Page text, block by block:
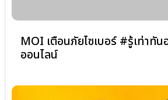
MOI เตือนภัยไซเบอร์ #รู้เท่าทั
ออนไลน์